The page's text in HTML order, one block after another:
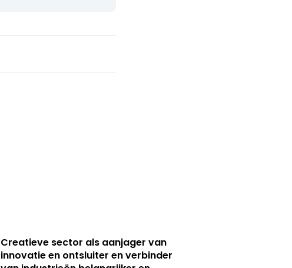
Creatieve sector als aanjager van
innovatie en ontsluiter en verbinder